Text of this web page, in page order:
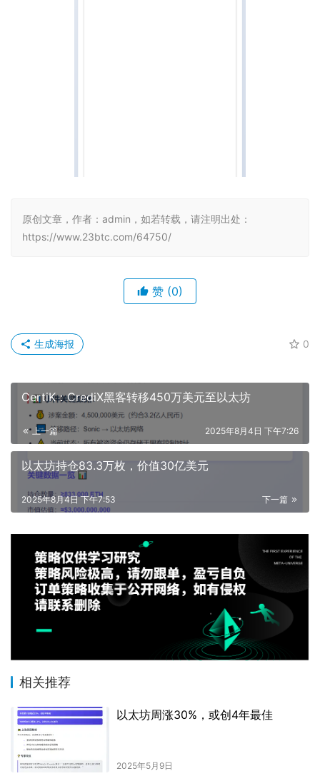
原创文章，作者：admin，如若转载，请注明出处：
https://www.23btc.com/64750/
赞 (0)
0
生成海报
CertiK：CrediX黑客转移450万美元至以太坊
上一篇 2025年8月4日 下午7:26
以太坊持仓83.3万枚，价值30亿美元
下一篇
2025年8月4日 下午7:53
相关推荐
以太坊周涨30%，或创4年最佳
2025年5月9日